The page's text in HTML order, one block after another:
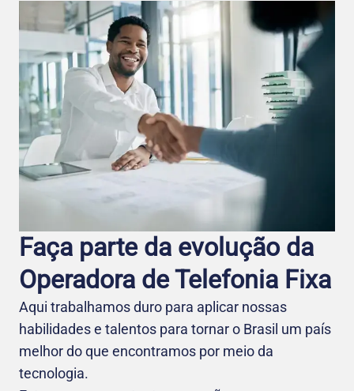
Faça parte da evolução da
Operadora de Telefo nia Fixa
Aqui trabalhamos duro para aplicar nossas
habilidades e talentos para tornar o Brasil um país
melhor do que encontramos por meio da
tecnologia.